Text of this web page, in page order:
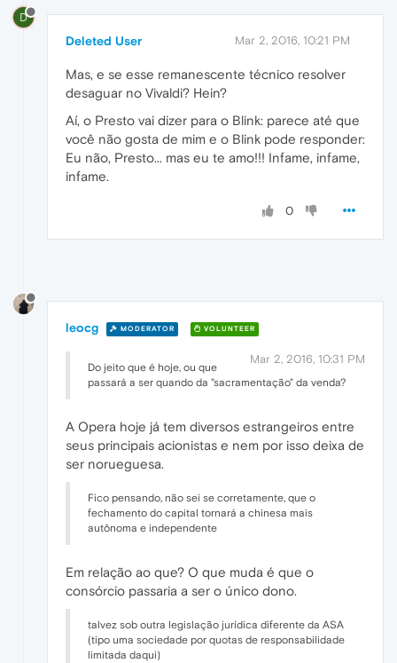
D
Deleted User Mar 2, 2016, 10:21 PM
Mas, e se esse remanescente técnico resolver
desaguar no Vivaldi? Hein?
Aí, o Presto vai dizer para o Blink: parece até que
você não gosta de mim e o Blink pode responder:
Eu não, Presto... mas eu te amo!!! Infame, infame,
infame.
0
leocg MODERATOR VOLUNTEER
Mar 2, 2016, 10:31 PM
Do jeito que é hoje, ou que
passará a ser quando da "sacramentação" da venda?
A Opera hoje já tem diversos estrangeiros entre
seus principais acionistas e nem por isso deixa de
ser norueguesa.
Fico pensando, não sei se corretamente, que o
fechamento do capital tornará a chinesa mais
autônoma e independente
Em relação ao que? O que muda é que o
consórcio passaria a ser o único dono.
talvez sob outra legislação jurídica diferente da ASA
(tipo uma sociedade por quotas de responsabilidade
limitada daqui)